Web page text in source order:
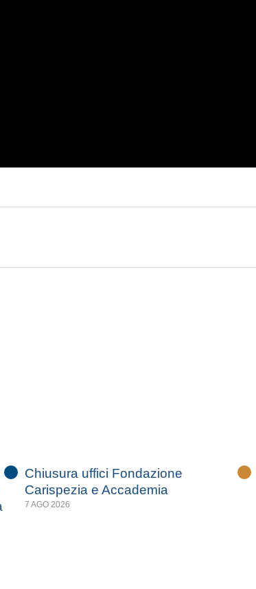
Chiusura uffici Fondazione
Carispezia e Accademia
7 AGO 2026